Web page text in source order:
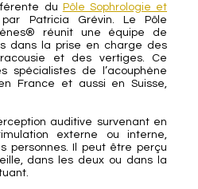
du
Pôle Sophrologie et
Patricia Grévin. Le Pôle
réunit une équipe de
dans la prise en charge des
et des vertiges. Ce
spécialistes de l’acouphène
France et aussi en Suisse,
auditive survenant en
externe ou interne,
personnes. Il peut être perçu
dans les deux ou dans la